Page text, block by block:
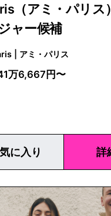
（アミ・パリス
ャー候補
AMI Paris | アミ・パリス
万6,667円〜
に入り 詳